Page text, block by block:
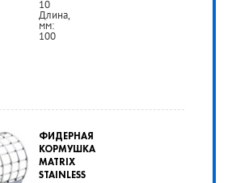
10
Длина,
мм:
100
ФИДЕРНАЯ
КОРМУШКА
MATRIX
STAINLESS